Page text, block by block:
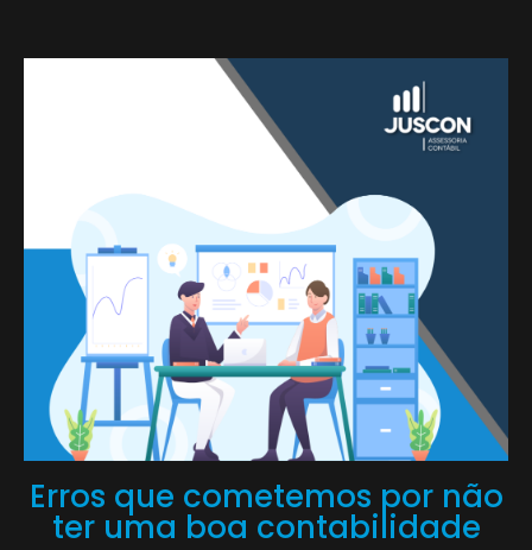
Erros que cometemos por não
ter uma boa contabilidade